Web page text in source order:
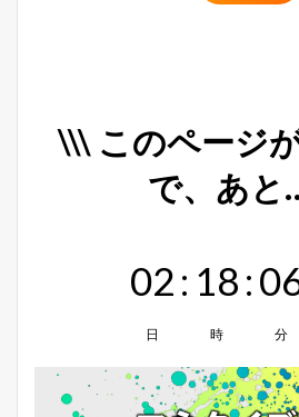
\\\ このページ
で、あ
02
日
: 18
時
:
分